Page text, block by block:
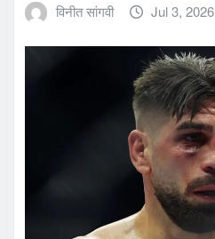
विनीत सांगवी Jul 3, 2026